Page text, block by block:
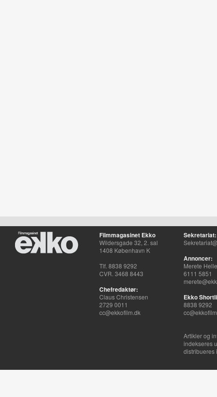
Filmmagasinet Ekko
Wildersgade 32, 2. sal
1408 København K
Tlf. 8838 9292
CVR. 3468 8443
Chefredaktør:
Claus Christensen
2729 0011
cc@ekkofilm.dk
Sekretariat:
Annoncer:
Merete
6111 5851
Ekko
8838 9292
Artikler og
indekseres
distribueres